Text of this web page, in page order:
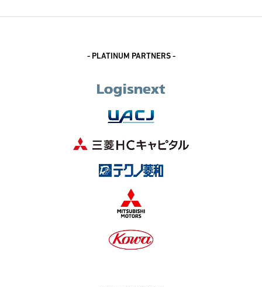
- PLATINUM PARTNERS -